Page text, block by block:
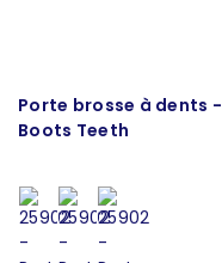
Porte brosse à dents -
Boots Teeth